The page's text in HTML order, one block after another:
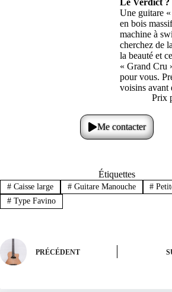
Une guitare
en bois
machine à
cherchez de
la beauté et
« Grand Cru
pour vous.
voisins avant
Prix
Me contacter
Étiquettes
#Caisse large #Guitare Manouche #
#Type Favino
PRÉCÉDENT